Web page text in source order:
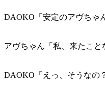
DAOKO「安定のアヴちゃ
アヴちゃん「私、来たこと
DAOKO「えっ、そうなの